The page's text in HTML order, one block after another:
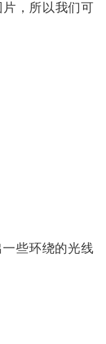
，所以我们可
些环绕的光线